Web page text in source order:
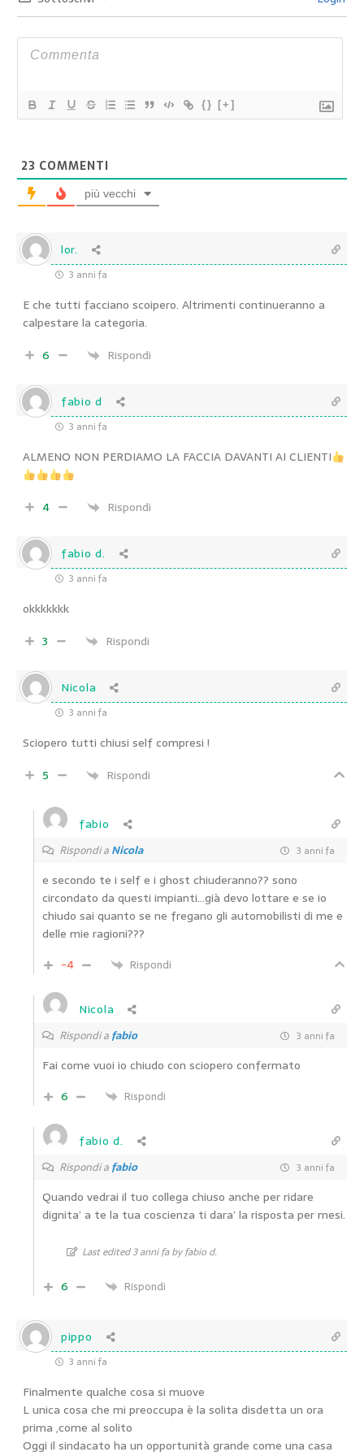
{} [+]
23 COMMENTI
più vecchi
lor.
3 anni fa
E che tutti facciano scoipero. Altrimenti continueranno a
calpestare la categoria.
6
Rispondi
fabio d
3 anni fa
ALMENO NON PERDIAMO LA FACCIA DAVANTI AI CLIENTI
4 Rispondi
fabio d.
3 anni fa
okkkkkkk
3
Rispondi
Nicola
3 anni fa
Sciopero tutti chiusi self compresi !
5
Rispondi
fabio
Rispondi aNicola 3 anni fa
e secondo te i self e i ghost chiuderanno?? sono
circondato da questi impianti…già devo lottare e se io
chiudo sai quanto se ne fregano gli automobilisti di me e
delle mie ragioni???
-4
Rispondi
Nicola
Rispondi afabio 3 anni fa
Fai come vuoi io chiudo con sciopero confermato
6
Rispondi
fabio d.
Rispondi afabio 3 anni fa
Quando vedrai il tuo collega chiuso anche per ridare
dignita’ a te la tua coscienza ti dara’ la risposta per mesi.
Last edited 3 anni fa by fabio d.
6 Rispondi
pippo
3 anni fa
Finalmente qualche cosa si muove
L unica cosa che mi preoccupa è la solita disdetta un ora
prima ,come al solito
Oggi il sindacato ha un opportunità grande come una casa